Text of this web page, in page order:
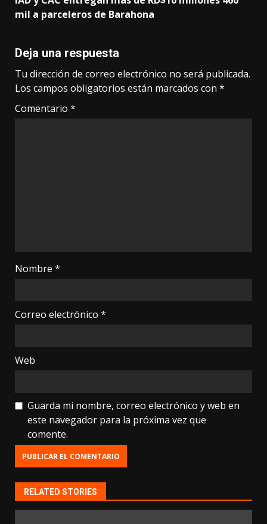
mil a parceleros de Barahona
Deja una respuesta
Tu dirección de correo electrónico no será publicada.
Los campos obligatorios están marcados con *
Comentario *
Nombre *
Correo electrónico *
Web
Guarda mi nombre, correo electrónico y web en
este navegador para la próxima vez que
comente.
RELATED STORIES